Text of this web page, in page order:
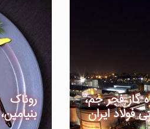
گاز فجر جم،
فولاد ایران